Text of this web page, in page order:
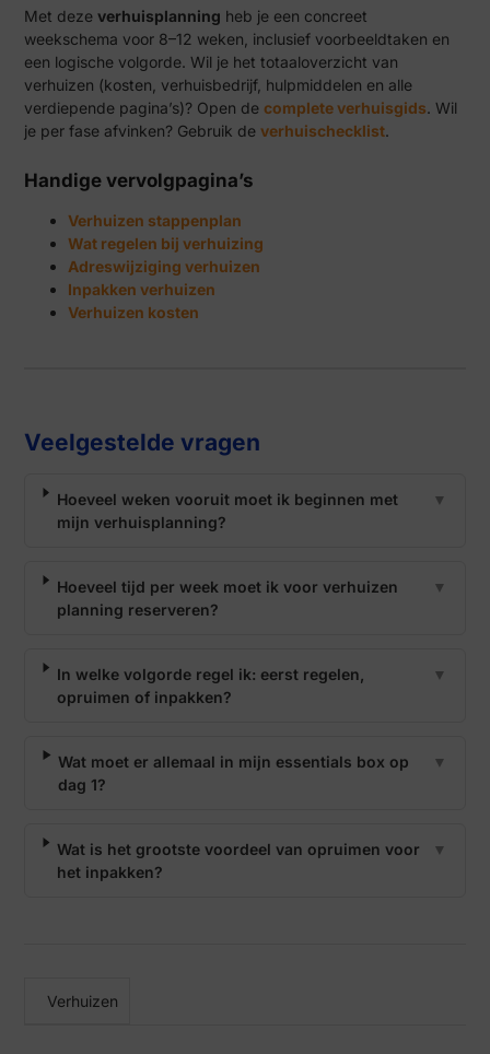
Met dezeverhuisplanning heb je een concreet
weekschema voor 8–12 weken, inclusief voorbeeldtaken en
een logische volgorde. Wil je het totaaloverzicht van
verhuizen (kosten, verhuisbedrijf, hulpmiddelen en alle
verdiepende pagina’s)? Open decomplete verhuisgids. Wil
je per fase afvinken? Gebruik deverhuischecklist.
Handige vervolgpagina’s
Verhuizen stappenplan
Wat regelen bij verhuizing
Adreswijziging verhuizen
Inpakken verhuizen
Verhuizen kosten
Veelgestelde vragen
Hoeveel weken vooruit moet ik beginnen met
mijn verhuisplanning?
▼
Hoeveel tijd per week moet ik voor verhuizen
planning reserveren?
▼
In welke volgorde regel ik: eerst regelen,
opruimen of inpakken?
▼
Wat moet er allemaal in mijn essentials box op
dag 1?
▼
Wat is het grootste voordeel van opruimen voor
het inpakken?
▼
Verhuizen